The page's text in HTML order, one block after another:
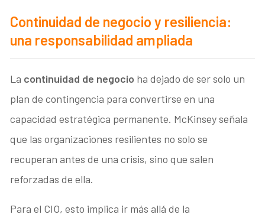
Continuidad de negocio y resiliencia:
una responsabilidad ampliada
La continuidad de negocio ha dejado de ser solo un
plan de contingencia para convertirse en una
capacidad estratégica permanente. McKinsey señala
que las organizaciones resilientes no solo se
recuperan antes de una crisis, sino que salen
reforzadas de ella.
Para el CIO, esto implica ir más allá de la